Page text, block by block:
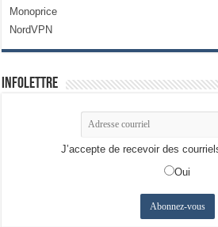
Monoprice
NordVPN
Infolettre
J’accepte de recevoir des
Oui